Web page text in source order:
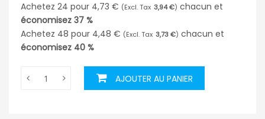
Achetez 24 pour 4,73 € 3,94 € chacun et
économisez 37 %
Achetez 48 pour 4,48 € 3,73 € chacun et
économisez 40 %
AJOUTER AU PANIER